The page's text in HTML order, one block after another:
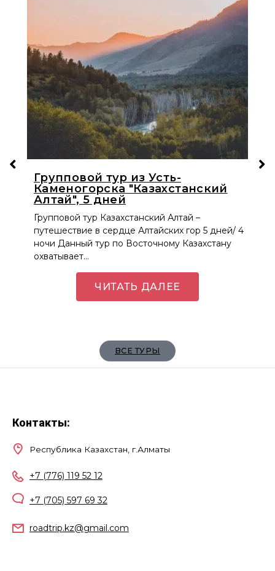
Групповой тур из Усть-
Каменогорска "Казахстанский
Алтай", 5 дней
Групповой тур Казахстанский Алтай –
путешествие в сердце Алтайских гор 5 дней/ 4
ночи Данный тур по Восточному Казахстану
охватывает…
ЧИТАТЬ ДАЛЕЕ
ВСЕ ТУРЫ
Контакты:
Республика Казахстан, г.Алматы
+7 (776) 119 52 12
+7 (705) 597 69 32
roadtrip.kz@gmail.com